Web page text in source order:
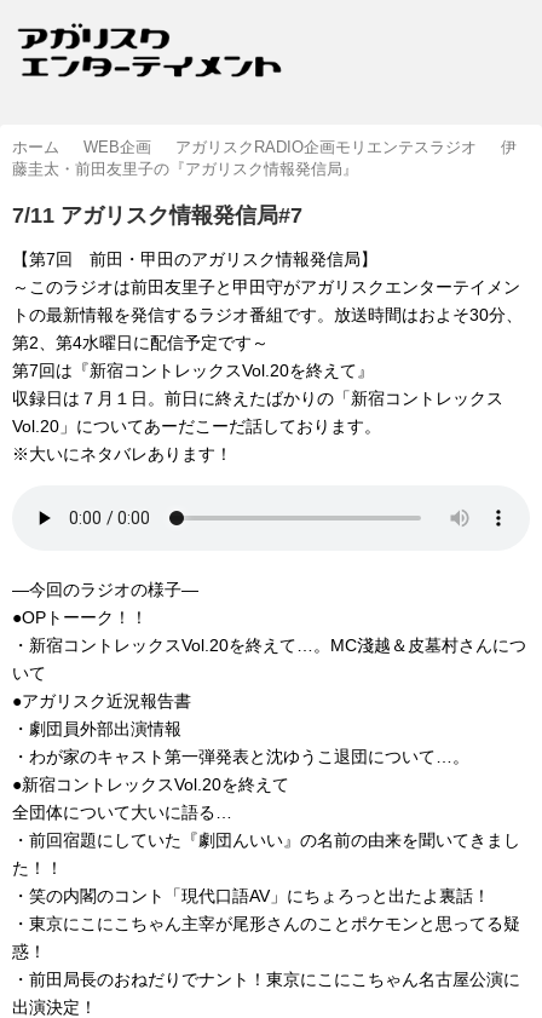
ホーム WEB企画 アガリスクRADIO企画モリエンテスラジオ
伊
藤圭太・前田友里子の『アガリスク情報発信局』
7/11 アガリスク情報発信局#7
【第7回 前田・甲田のアガリスク情報発信局】
～このラジオは前田友里子と甲田守がアガリスクエンターテイメン
トの最新情報を発信するラジオ番組です。放送時間はおよそ30分、
第2、第4水曜日に配信予定です～
第7回は『新宿コントレックスVol.20を終えて』
収録日は７月１日。前日に終えたばかりの「新宿コントレックス
Vol.20」についてあーだこーだ話しております。
※大いにネタバレあります！
―今回のラジオの様子―
●OPトーーク！！
・新宿コントレックスVol.20を終えて…。MC淺越＆皮墓村さんにつ
いて
●アガリスク近況報告書
・劇団員外部出演情報
・わが家のキャスト第一弾発表と沈ゆうこ退団について…。
●新宿コントレックスVol.20を終えて
全団体について大いに語る…
・前回宿題にしていた『劇団んいい』の名前の由来を聞いてきまし
た！！
・笑の内閣のコント「現代口語AV」にちょろっと出たよ裏話！
・東京にこにこちゃん主宰が尾形さんのことポケモンと思ってる疑
惑！
・前田局長のおねだりでナント！東京にこにこちゃん名古屋公演に
出演決定！